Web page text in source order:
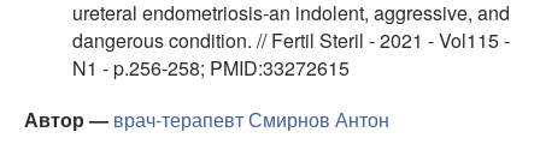
ureteral endometriosis-an indolent, aggressive, and
dangerous condition. // Fertil Steril - 2021 - Vol115 -
N1 - p.256-258; PMID:33272615
Автор — врач-терапевтСмирнов Антон